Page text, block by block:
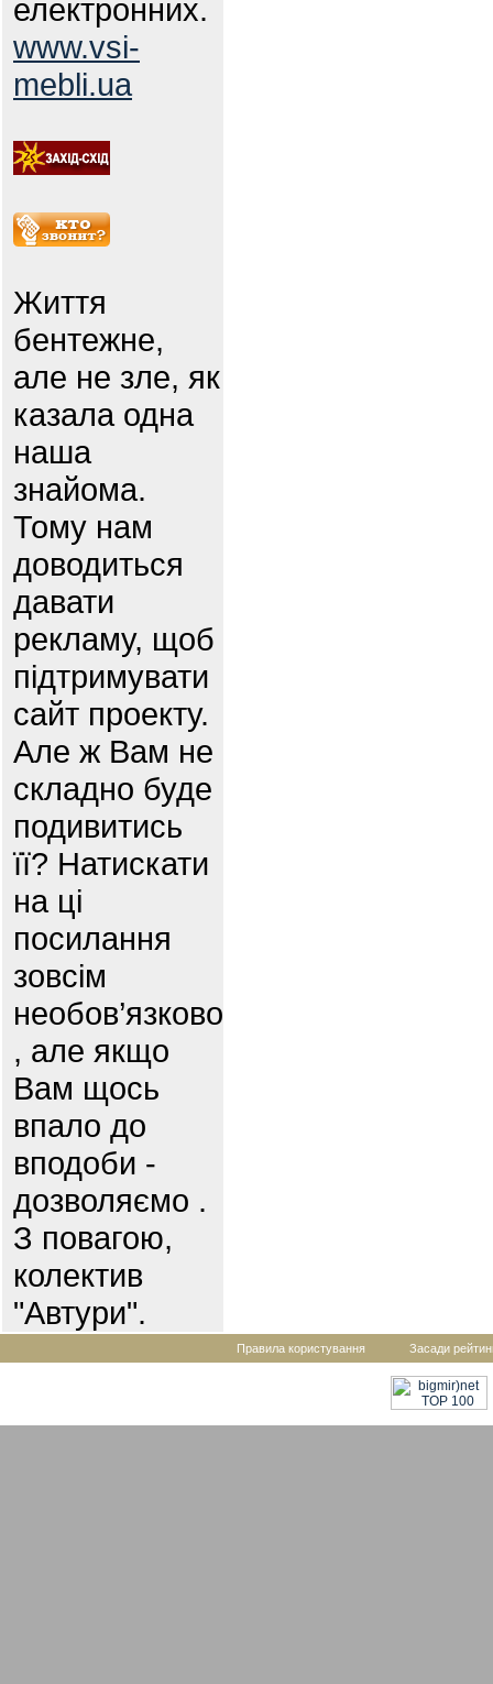
електронних.
www.vsi-
mebli.ua
Життя
бентежне,
але не зле, як
казала одна
наша
знайома.
Тому нам
доводиться
давати
рекламу, щоб
підтримувати
сайт проекту.
Але ж Вам не
складно буде
подивитись
її? Натискати
на ці
посилання
зовсім
необов’язково
, але якщо
Вам щось
впало до
вподоби -
дозволяємо .
З повагою,
колектив
"Автури".
Правила користування Засади